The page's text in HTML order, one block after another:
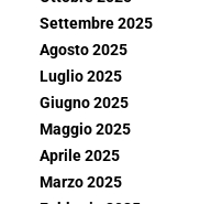
Settembre 2025
Agosto 2025
Luglio 2025
Giugno 2025
Maggio 2025
Aprile 2025
Marzo 2025